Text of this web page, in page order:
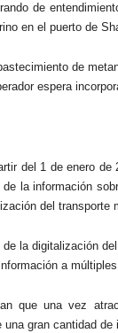
de
en el puerto de
de
espera
del 1 de enero
la información
del transporte
la digitalización
a
que una vez
gran cantidad